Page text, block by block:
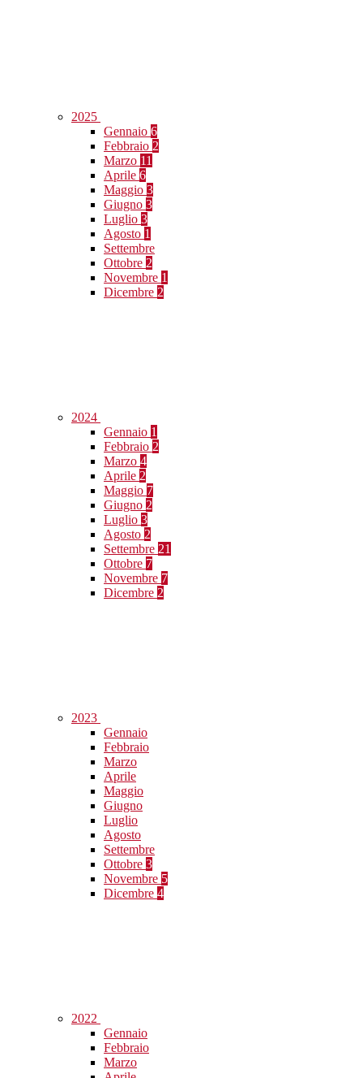
2025
Gennaio 6
Febbraio 2
Marzo 11
Aprile 6
Maggio 3
Giugno 3
Luglio 3
Agosto 1
Settembre
Ottobre 2
Novembre 1
Dicembre 2
2024
Gennaio 1
Febbraio 2
Marzo 4
Aprile 2
Maggio 7
Giugno 2
Luglio 3
Agosto 2
Settembre 21
Ottobre 7
Novembre 7
Dicembre 2
2023
Gennaio
Febbraio
Marzo
Aprile
Maggio
Giugno
Luglio
Agosto
Settembre
Ottobre 3
Novembre 5
Dicembre 4
2022
Gennaio
Febbraio
Marzo